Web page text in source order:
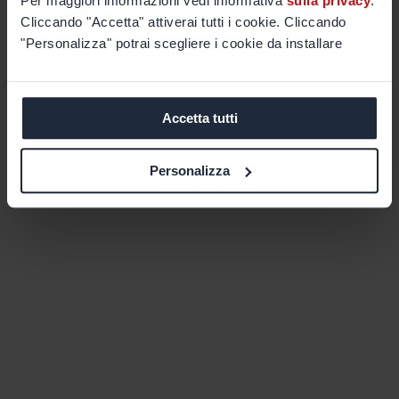
Cliccando "Accetta" attiverai tutti i cookie. Cliccando
"Personalizza" potrai scegliere i cookie da installare
Accetta tutti
Personalizza